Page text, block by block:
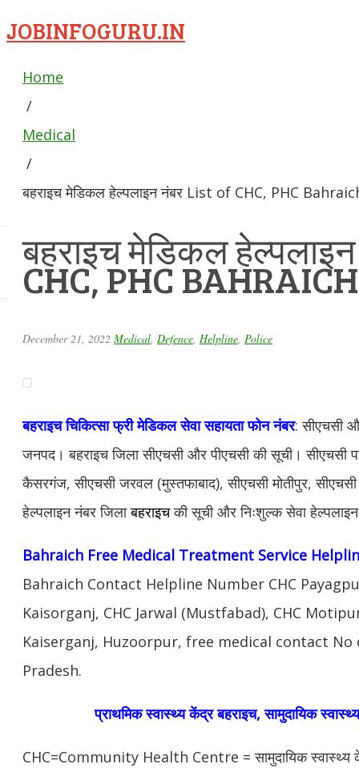
JOBINFOGURU.IN
Home
/
Medical
/
बहराइच मेडिकल हेल्पलाइन नंबर List of CHC, PHC
बहराइच मेडिकल
CHC, PHC BAHRAICH
December 21, 2022 Medical Defence Helpline Police
बहराइच चिकित्सा फ्री मेडिकल सेवा सहायता फोन नंबर: सीएचसी
जनपद। बहराइच जिला सीएचसी और पीएचसी की सूची। सीएचसी
कैसरगंज, सीएचसी जरवल (मुस्तफाबाद), सीएचसी मोतीपुर,
हेल्पलाइन नंबर जिलाबहराइचकी सूची और निःशुल्क सेवा
Bahraich Free Medical Treatment Service
Bahraich Contact Helpline Number CHC
Kaisorganj, CHC Jarwal (Mustfabad), CHC
Kaiserganj, Huzoorpur, free medical contact
Pradesh.
प्राथमिक स्वास्थ्य केंद्र बहराइच, सामुदायिक
CHC=Community Health Centre = सामुदायिक स्वास्थ्य